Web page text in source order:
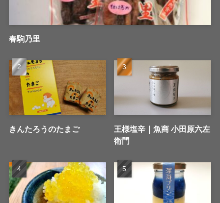
春駒乃里
きんたろうのたまご
王様塩辛｜魚商 小田原六左
衛門